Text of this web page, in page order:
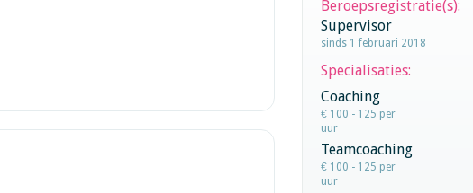
Beroepsregistratie(s):
Supervisor
sinds 1 februari 2018
Specialisaties:
Coaching
€ 100 - 125 per
uur
Teamcoaching
€ 100 - 125 per
uur